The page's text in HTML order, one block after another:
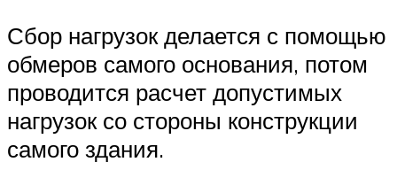
Сбор нагрузок делается с помощью
обмеров самого основания, потом
проводится расчет допустимых
нагрузок со стороны конструкции
самого здания.